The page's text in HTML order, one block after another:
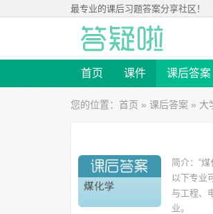
最专业的课后习题答案分享社区！
首页 课件 课后答案
您的位置： 首页 » 课后答案 » 大
简介： “
以下专业
与工程、
业。